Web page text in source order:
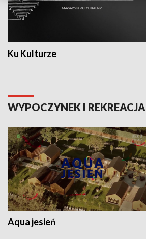
Ku Kulturze
WYPOCZYNEK I REKREACJA
Aqua jesień